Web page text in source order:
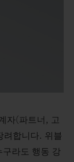
자(파트너, 고
려합니다. 위블
라도 행동 강